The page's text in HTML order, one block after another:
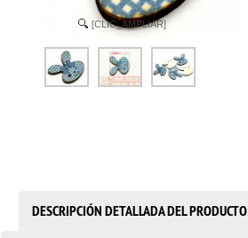
[CLIC_AMPLIAR]
DESCRIPCIÓN DETALLADA DEL PRODUCTO